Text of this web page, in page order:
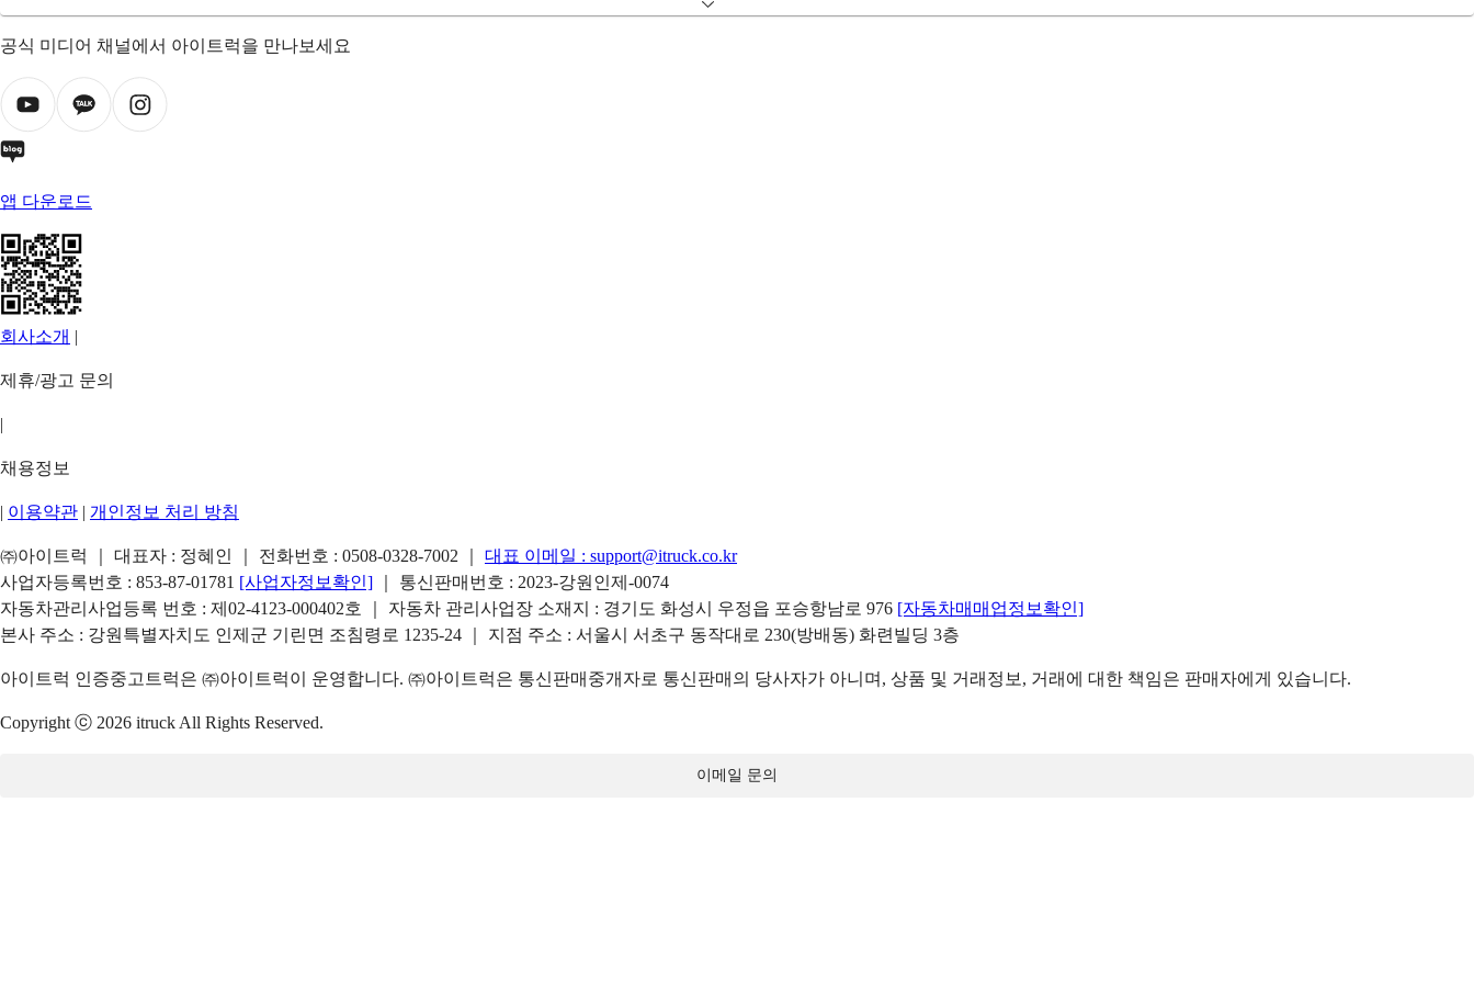
공식 미디어 채널에서 아이트럭을 만나보세요
앱 다운로드
회사소개 |
제휴/광고 문의
|
채용정보
| 이용약관 | 개인정보 처리 방침
㈜아이트럭 ｜ 대표자 : 정혜인 ｜ 전화번호 : 0508-0328-7002 대표 이메일 : support@itruck.co.kr
사업자등록번호 : 853-87-01781 [사업자정보확인]
｜ 통신판매번호 : 2023-강원인제-0074
자동차관리사업등록 번호 : 제02-4123-000402호 ｜ 자동차 관리사업장 소재지 : 경기도 화성시 우정읍 포승항남로 976 [자동차매매업정보확인]
본사 주소 : 강원특별자치도 인제군 기린면 조침령로 1235-24 ｜ 지점 주소 : 서울시 서초구 동작대로 230(방배동) 화련빌딩 3층
아이트럭 인증중고트럭은 ㈜아이트럭이 운영합니다. ㈜아이트럭은 통신판매중개자로 통신판매의 당사자가 아니며, 상품 및 거래정보, 거래에 대한 책임은 판매자에게 있습니다.
Copyright ⓒ 2026 itruck All Rights Reserved.
이메일 문의